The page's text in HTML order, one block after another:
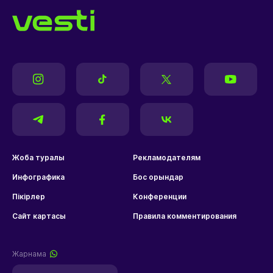
Жоба туралы Рекламодателям
Инфографика Бос орындар
Пікірлер Конференции
Сайт картасы Правила комментирования
Жарнама